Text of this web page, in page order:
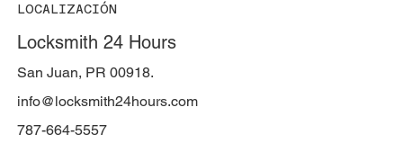
LOCALIZACIÓN
Locksmith 24 Hours
San Juan, PR 00918.
787-664-5557
info@locksmith24hours.com